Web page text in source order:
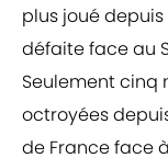
plus joué
défaite face au
Seulement cinq
octroyées
de France face